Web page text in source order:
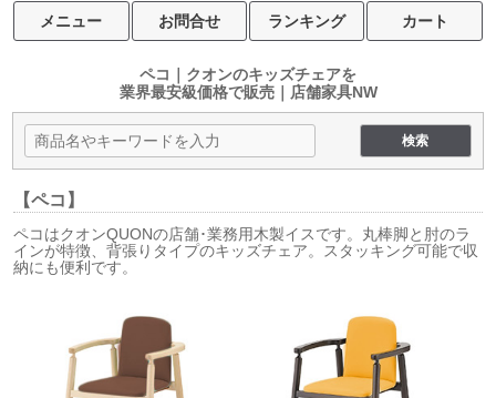
メニュー お問合せ ランキング カート
ペコ｜クオンのキッズチェアを
業界最安級価格で販売｜店舗家具NW
【ペコ】
ペコはクオンQUONの店舗･業務用木製イスです。丸棒脚と肘のラ
インが特徴、背張りタイプのキッズチェア。スタッキング可能で収
納にも便利です。